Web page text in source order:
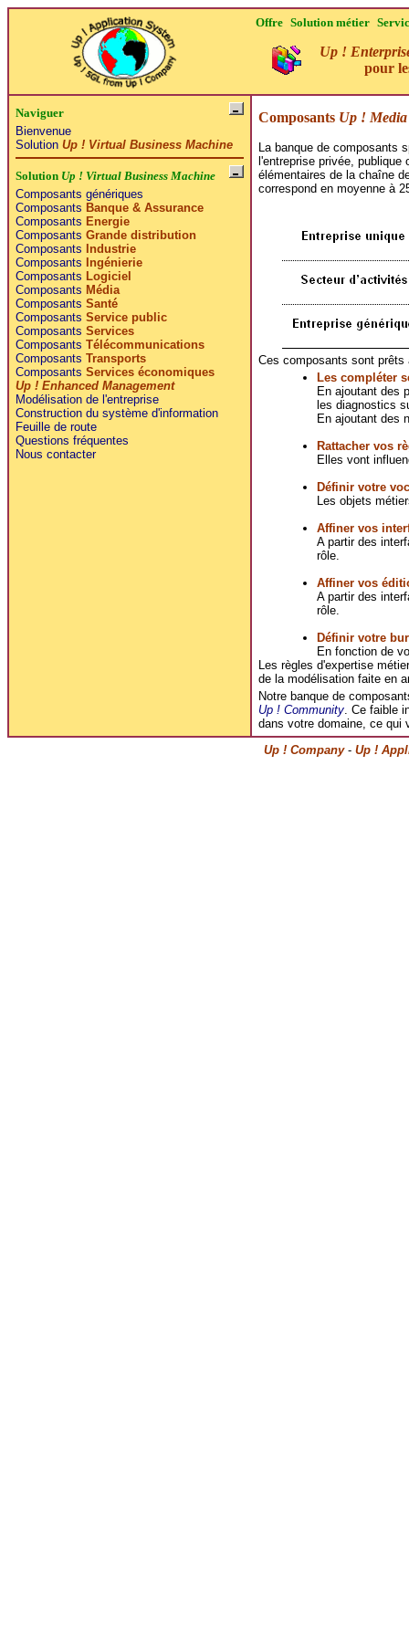
Offre Solution métier
Up !
pour
Naviguer
Bienvenue
Solution Up ! Virtual Business Machine
Solution Up ! Virtual Business Machine
Composants génériques
Composants Banque & Assurance
Composants Energie
Composants Grande distribution
Composants
Industrie
Composants
Ingénierie
Composants Logiciel
Composants Média
Composants Santé
Composants Service public
Composants Services
Composants Télécommunications
Composants Transports
Composants Services économiques
Up ! Enhanced Management
Modélisation de l'entreprise
Construction du système d'information
Feuille de route
Questions fréquentes
Nous contacter
Composants Up ! Media
La banque de composants
l'entreprise privée,
élémentaires de la chaîne
correspond en moyenne à
Ces composants sont
Les compléter
En ajoutant des
les diagnostics
En ajoutant des
Rattacher vos
Elles vont
Définir votre
Les objets
Affiner vos
A partir des
rôle.
Affiner vos
A partir des
rôle.
Définir votre
En fonction de
Les règles d'expertise
de la modélisation faite en
Notre banque de
Up ! Community. Ce faible
dans votre domaine, ce qui
Up ! Company- Up !